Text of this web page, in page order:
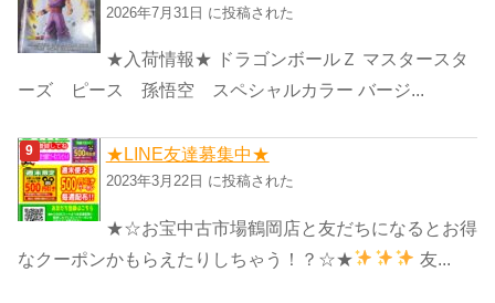
2026年7月31日 に投稿された
★入荷情報★ ドラゴンボールＺ マスタースタ
ーズ ピース 孫悟空 スペシャルカラー バージ...
★LINE友達募集中★
2023年3月22日 に投稿された
★☆お宝中古市場鶴岡店と友だちになるとお得
なクーポンかもらえたりしちゃう！？☆★
友...